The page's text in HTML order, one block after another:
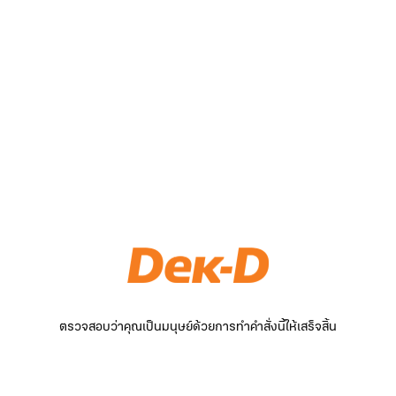
ตรวจสอบว่าคุณเป็นมนุษย์ด้วยการทำคำสั่งนี้ให้เสร็จสิ้น